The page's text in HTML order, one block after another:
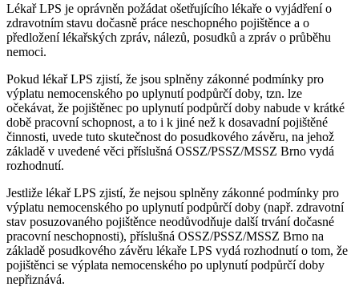
Lékař LPS je oprávněn požádat ošetřujícího lékaře o vyjádření o
zdravotním stavu dočasně práce neschopného pojištěnce a o
předložení lékařských zpráv, nálezů, posudků a zpráv o průběhu
nemoci.
Pokud lékař LPS zjistí, že jsou splněny zákonné podmínky pro
výplatu nemocenského po uplynutí podpůrčí doby, tzn. lze
očekávat, že pojištěnec po uplynutí podpůrčí doby nabude v krátké
době pracovní schopnost, a to i k jiné než k dosavadní pojištěné
činnosti, uvede tuto skutečnost do posudkového závěru, na jehož
základě v uvedené věci příslušná OSSZ/PSSZ/MSSZ Brno vydá
rozhodnutí.
Jestliže lékař LPS zjistí, že nejsou splněny zákonné podmínky pro
výplatu nemocenského po uplynutí podpůrčí doby (např. zdravotní
stav posuzovaného pojištěnce neodůvodňuje další trvání dočasné
pracovní neschopnosti), příslušná OSSZ/PSSZ/MSSZ Brno na
základě posudkového závěru lékaře LPS vydá rozhodnutí o tom, že
pojištěnci se výplata nemocenského po uplynutí podpůrčí doby
nepřiznává.